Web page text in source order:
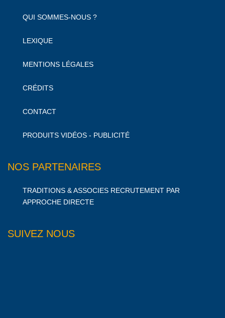
QUI SOMMES-NOUS ?
LEXIQUE
MENTIONS LÉGALES
CRÉDITS
CONTACT
PRODUITS VIDÉOS - PUBLICITÉ
NOS PARTENAIRES
TRADITIONS & ASSOCIES RECRUTEMENT PAR
APPROCHE DIRECTE
SUIVEZ NOUS